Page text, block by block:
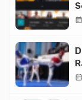
calendar_month
calendar_month